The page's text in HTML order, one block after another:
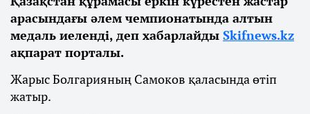
арасындағы әлем чемпионатында алтын
медаль иеленді, деп хабарлайды Skifnews.kz
ақпарат порталы.
Жарыс Болгарияның Самоков қаласында өтіп
жатыр.